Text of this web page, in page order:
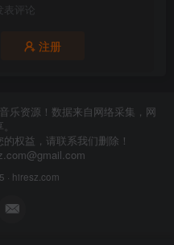
表评论
注册
乐资源！数据来自网络采集，网
权益，请联系我们删除！
· hiresz.com